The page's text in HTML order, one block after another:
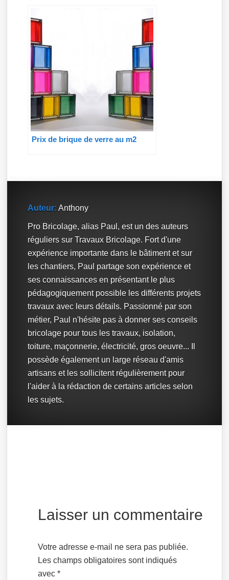
Prix de brique de verre au m2
Auteur: Anthony
Pro Bricolage, alias Paul, est un des auteurs
réguliers sur Travaux Bricolage. Fort d'une
expérience importante dans le bâtiment et sur
les chantiers, Paul partage son expérience et
ses connaissances en présentant le plus
pédagogiquement possible les différents projets
travaux avec leurs détails. Passionné par son
métier, Paul n'hésite pas à donner ses conseils
bricolage pour tous les travaux, isolation,
toiture, maçonnerie, électricité, gros oeuvre... Il
possède également un large réseau d'amis
artisans et les sollicitent régulièrement pour
l'aider à la rédaction de certains articles selon
les sujets.
Laisser un commentaire
Votre adresse e-mail ne sera pas publiée.
Les champs obligatoires sont indiqués
avec*